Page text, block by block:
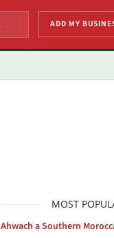
ADD MY
MOST
Ahwach a Southern